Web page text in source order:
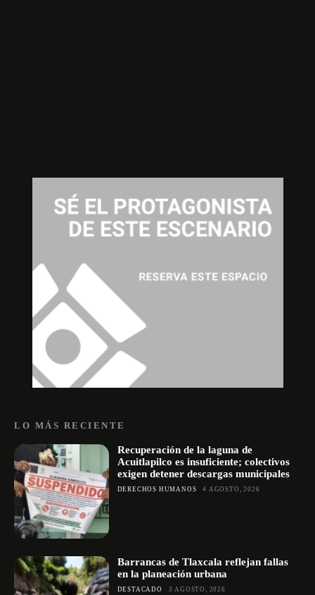
LO MÁS RECIENTE
Recuperación de la laguna de
Acuitlapilco es insuficiente; colectivos
exigen detener descargas municipales
DERECHOS HUMANOS 4 AGOSTO, 2026
Barrancas de Tlaxcala reflejan fallas
en la planeación urbana
DESTACADO 3 AGOSTO, 2026